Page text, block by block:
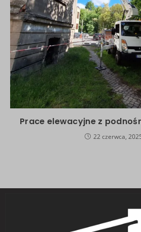
Prace elewacyjne z
22 czerwca,